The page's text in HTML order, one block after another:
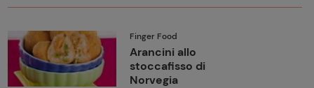
Finger Food
Arancini allo
stoccafisso di
Norvegia